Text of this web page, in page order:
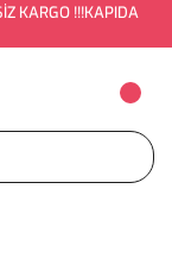
KARGO !!!KAPIDA